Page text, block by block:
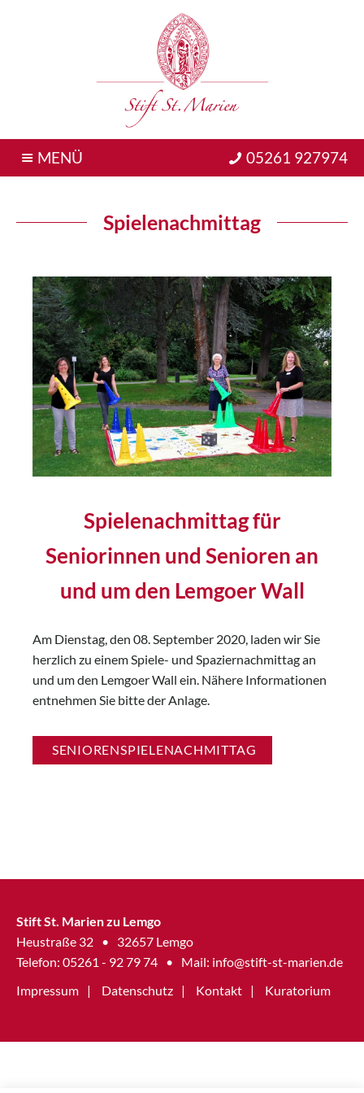
MENÜ 05261 927974
Spielenachmittag
Spielenachmittag für
Seniorinnen und Senioren an
und um den Lemgoer Wall
Am Dienstag, den 08. September 2020, laden wir Sie
herzlich zu einem Spiele- und Spaziernachmittag an
und um den Lemgoer Wall ein. Nähere Informationen
entnehmen Sie bitte der Anlage.
SENIORENSPIELENACHMITTAG
Stift St. Marien zu Lemgo
Heustraße 32
•
32657 Lemgo
Telefon: 05261 - 92 79 74
• Mail: info@stift-st-marien.de
Impressum
Datenschutz Kontakt Kuratorium